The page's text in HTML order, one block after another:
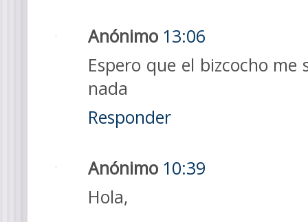
Anónimo 13:06
Espero que el bizcocho
nada
Responder
Anónimo 10:39
Hola,